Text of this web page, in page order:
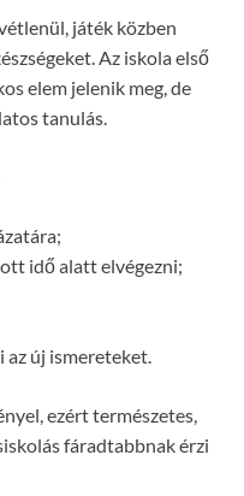
játék közben
Az iskola első
elem jelenik meg, de
tanulás.
idő alatt elvégezni;
az új ismereteket.
ezért természetes,
fáradtabbnak érzi